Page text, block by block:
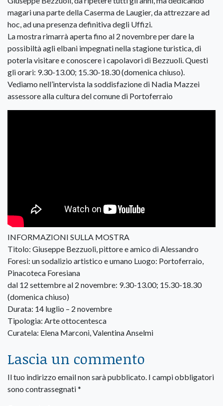
magari una parte della Caserma de Laugier, da attrezzare ad
hoc, ad una presenza definitiva degli Uffizi.
La mostra rimarrà aperta fino al 2 novembre per dare la
possibiltà agli elbani impegnati nella stagione turistica, di
poterla visitare e conoscere i capolavori di Bezzuoli. Questi
gli orari: 9.30-13.00; 15.30-18.30 (domenica chiuso).
Vediamo nell’intervista la soddisfazione di Nadia Mazzei
assessore alla cultura del comune di Portoferraio
INFORMAZIONI SULLA MOSTRA
Titolo: Giuseppe Bezzuoli, pittore e amico di Alessandro
Foresi: un sodalizio artistico e umano Luogo: Portoferraio,
Pinacoteca Foresiana
dal 12 settembre al 2 novembre: 9.30-13.00; 15.30-18.30
(domenica chiuso)
Durata: 14 luglio – 2 novembre
Tipologia: Arte ottocentesca
Curatela: Elena Marconi, Valentina Anselmi
Lascia un commento
Il tuo indirizzo email non sarà pubblicato. I campi obbligatori
sono contrassegnati*